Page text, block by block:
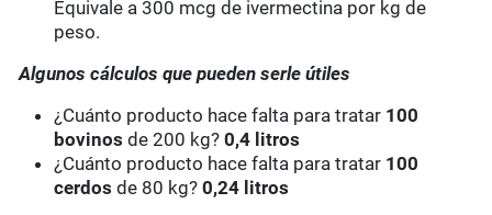
Equivale a 300 mcg de ivermectina por kg de
peso.
Algunos cálculos que pueden serle útiles
¿Cuánto producto hace falta para tratar 100
bovinosde 200 kg?0,4 litros
¿Cuánto producto hace falta para tratar 100
cerdosde 80 kg?0,24 litros